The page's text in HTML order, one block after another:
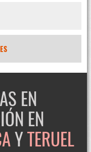
EN
EN
YTERUEL